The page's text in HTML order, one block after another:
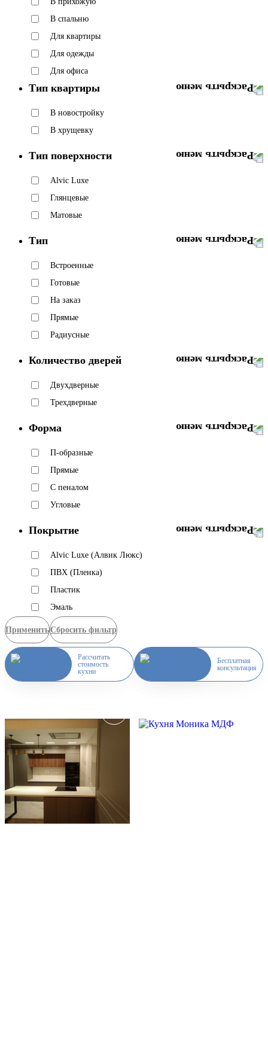
В спальню
Для квартиры
Для одежды
Для офиса
Тип квартиры
В новостройку
В хрущевку
Тип поверхности
Alvic Luxe
Глянцевые
Матовые
Тип
Встроенные
Готовые
На заказ
Прямые
Радиусные
Количество дверей
Двухдверные
Трехдверные
Форма
П-образные
Прямые
С пеналом
Угловые
Покрытие
Alvic Luxe (Алвик Люкс)
ПВХ (Пленка)
Пластик
Эмаль
ПрименитьСбросить фильтр
Рассчитать
стоимость
кухни
Бесплатная
консультация